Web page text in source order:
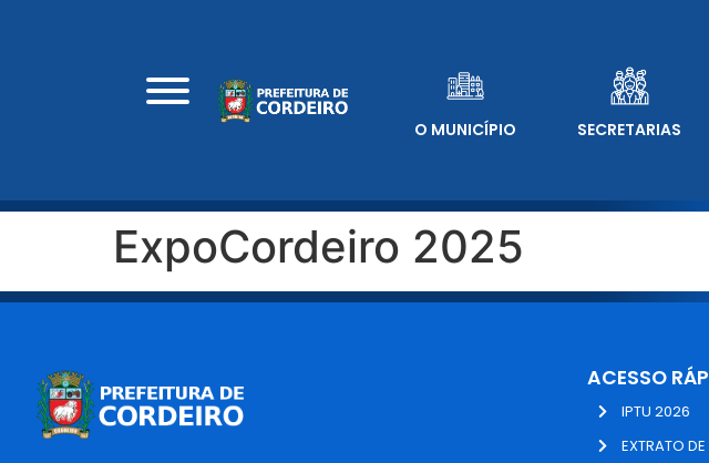
O MUNICÍPIO SECRETARIAS
ExpoCordeiro 2025
ACESSO
IPTU 2026
EXTRATO